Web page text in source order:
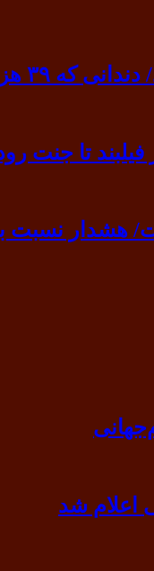
نخستین آویخته شد
جنت رودبار؛
هشدار نسبت
اعلام شد